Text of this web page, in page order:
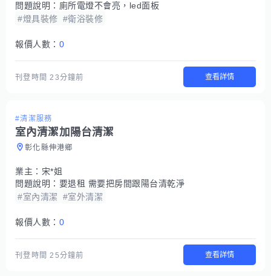
問題說明： 廁所電燈不會亮，led面板
#燈具裝修 #衛浴裝修
報價人數： 0
刊登時間23分鐘前 查看詳情
#清潔服務
室內清潔加陽台清潔
彰化縣伸港鄉
業主： 宋*姐
問題說明： 要退租 需要把房間跟陽台清乾淨
#室內清潔
#室外清潔
報價人數： 0
刊登時間25分鐘前 查看詳情